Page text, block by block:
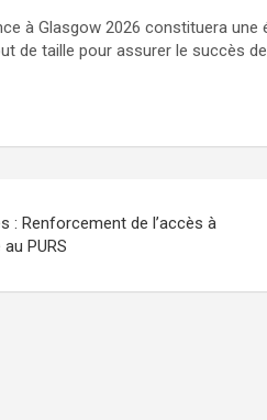
à Glasgow 2026 constituera
de taille pour assurer le succès
: Renforcement de l’accès à
PURS